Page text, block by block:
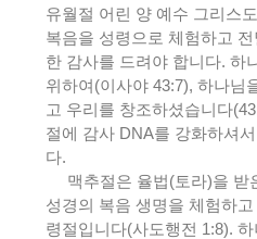
유월절 어린 양 예수 그리스
복음을 성령으로 체험하고
한 감사를 드려야 합니다. 하
위하여(이사야 43:7), 하나님
고 우리를 창조하셨습니다
절에 감사 DNA를 강화하셔
다.
맥추절은 율법(토라)을 받
성경의 복음 생명을 체험하
령절입니다(사도행전 1:8). 하